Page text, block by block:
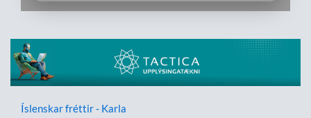
Íslenskar fréttir - Karla